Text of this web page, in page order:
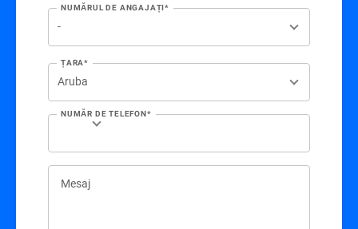
NUMĂRUL DE ANGAJAȚI*
ȚARA*
NUMĂR DE TELEFON*
Mesaj